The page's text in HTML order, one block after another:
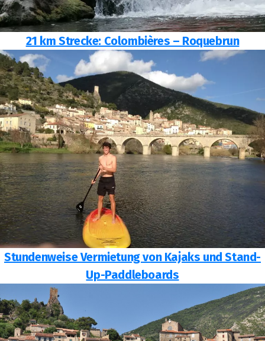
21 km Strecke: Colombières – Roquebrun
Stundenweise Vermietung von Kajaks und Stand-
Up-Paddleboards